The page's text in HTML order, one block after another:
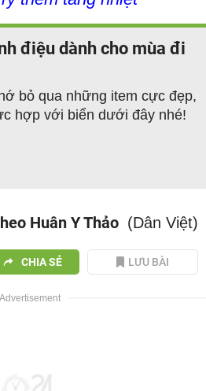
điệu dành cho mùa đi
bỏ qua những item cực đẹp,
hợp với biển dưới đây nhé!
Huân Y Thảo (Dân Việt)
CHIA SẺ LƯU BÀI